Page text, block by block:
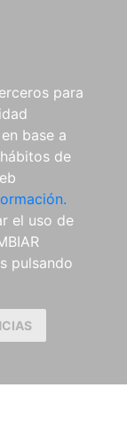
para
base a
de
el uso de
pulsando